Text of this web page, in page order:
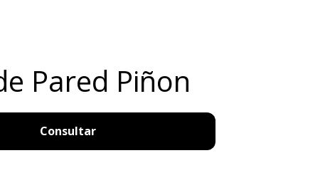
Pared Piñon
Consultar